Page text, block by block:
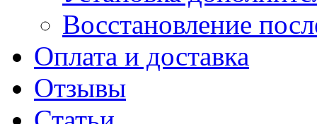
Восстановление
Оплата и доставка
Отзывы